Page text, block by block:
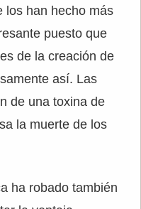
los han hecho más
puesto que
de la creación de
así. Las
de una toxina de
la muerte de los
ha robado también